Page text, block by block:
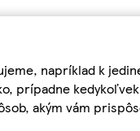
napríklad k
prípadne
akým vám